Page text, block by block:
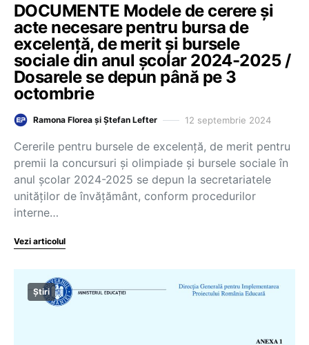
DOCUMENTE Modele de cerere și
acte necesare pentru bursa de
excelență, de merit și bursele
sociale din anul școlar 2024-2025 /
Dosarele se depun până pe 3
octombrie
Ramona Florea și Ștefan Lefter 12 septembrie 2024
Cererile pentru bursele de excelență, de merit pentru
premii la concursuri și olimpiade și bursele sociale în
anul școlar 2024-2025 se depun la secretariatele
unităților de învățământ, conform procedurilor
interne…
Vezi articolul
Știri